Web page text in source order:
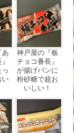
あ
い
神戸屋の『板
チョコ番長』
が揚げパンに
粉砂糖で超お
いしい！